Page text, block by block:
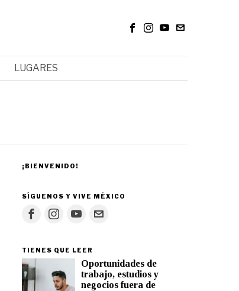
LUGARES
¡BIENVENIDO!
SÍGUENOS Y VIVE MÉXICO
TIENES QUE LEER
Oportunidades de
trabajo, estudios y
negocios fuera de